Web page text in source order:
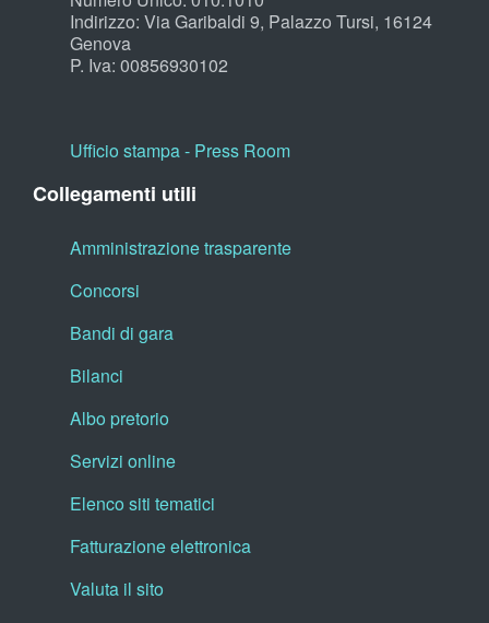
Indirizzo: Via Garibaldi 9, Palazzo Tursi, 16124
Genova
P. Iva: 00856930102
Ufficio stampa - Press Room
Collegamenti utili
Amministrazione trasparente
Concorsi
Bandi di gara
Bilanci
Albo pretorio
Servizi online
Elenco siti tematici
Fatturazione elettronica
Valuta il sito